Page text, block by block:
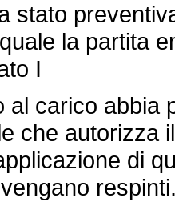
la partita
I
carico abbia
che autorizza
di